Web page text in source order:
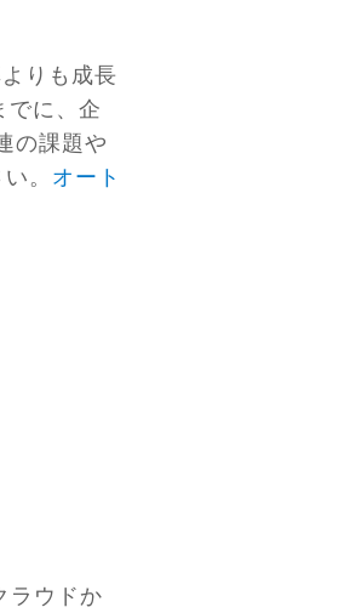
りも成長
でに、企
の課題や
。 オート
ラウドか